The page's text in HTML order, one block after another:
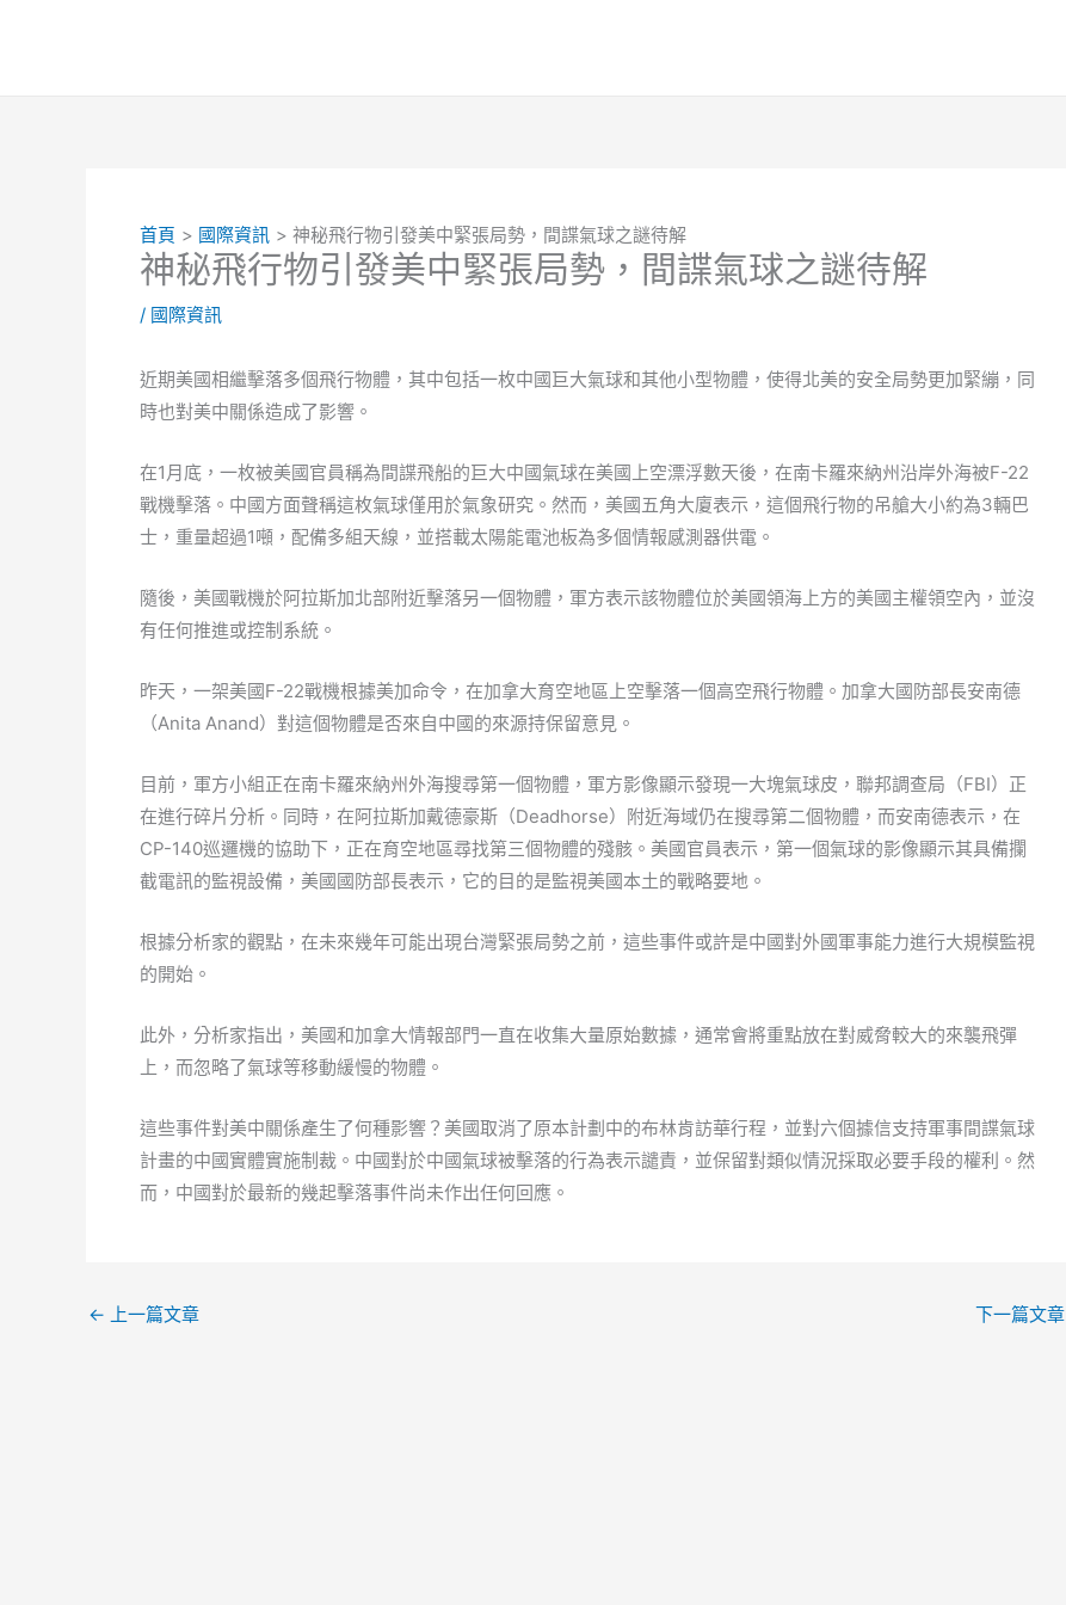
首頁 國際資訊 神秘飛行物引發美中緊張局勢，間諜氣球之謎待解
神秘飛行物引發美中緊張局勢，間諜氣球之謎待解
/ 國際資訊
近期美國相繼擊落多個飛行物體，其中包括一枚中國巨大氣球和其他小型物體，使得北美的安全局勢更加緊繃，同
時也對美中關係造成了影響。
在1月底，一枚被美國官員稱為間諜飛船的巨大中國氣球在美國上空漂浮數天後，在南卡羅來納州沿岸外海被F-22
戰機擊落。中國方面聲稱這枚氣球僅用於氣象研究。然而，美國五角大廈表示，這個飛行物的吊艙大小約為3輛巴
士，重量超過1噸，配備多組天線，並搭載太陽能電池板為多個情報感測器供電。
隨後，美國戰機於阿拉斯加北部附近擊落另一個物體，軍方表示該物體位於美國領海上方的美國主權領空內，並沒
有任何推進或控制系統。
昨天，一架美國F-22戰機根據美加命令，在加拿大育空地區上空擊落一個高空飛行物體。加拿大國防部長安南德
（Anita Anand）對這個物體是否來自中國的來源持保留意見。
目前，軍方小組正在南卡羅來納州外海搜尋第一個物體，軍方影像顯示發現一大塊氣球皮，聯邦調查局（FBI）正
在進行碎片分析。同時，在阿拉斯加戴德豪斯（Deadhorse）附近海域仍在搜尋第二個物體，而安南德表示，在
CP-140巡邏機的協助下，正在育空地區尋找第三個物體的殘骸。美國官員表示，第一個氣球的影像顯示其具備攔
截電訊的監視設備，美國國防部長表示，它的目的是監視美國本土的戰略要地。
根據分析家的觀點，在未來幾年可能出現台灣緊張局勢之前，這些事件或許是中國對外國軍事能力進行大規模監視
的開始。
此外，分析家指出，美國和加拿大情報部門一直在收集大量原始數據，通常會將重點放在對威脅較大的來襲飛彈
上，而忽略了氣球等移動緩慢的物體。
這些事件對美中關係產生了何種影響？美國取消了原本計劃中的布林肯訪華行程，並對六個據信支持軍事間諜氣球
計畫的中國實體實施制裁。中國對於中國氣球被擊落的行為表示譴責，並保留對類似情況採取必要手段的權利。然
而，中國對於最新的幾起擊落事件尚未作出任何回應。
← 上一篇文章 下一篇文章